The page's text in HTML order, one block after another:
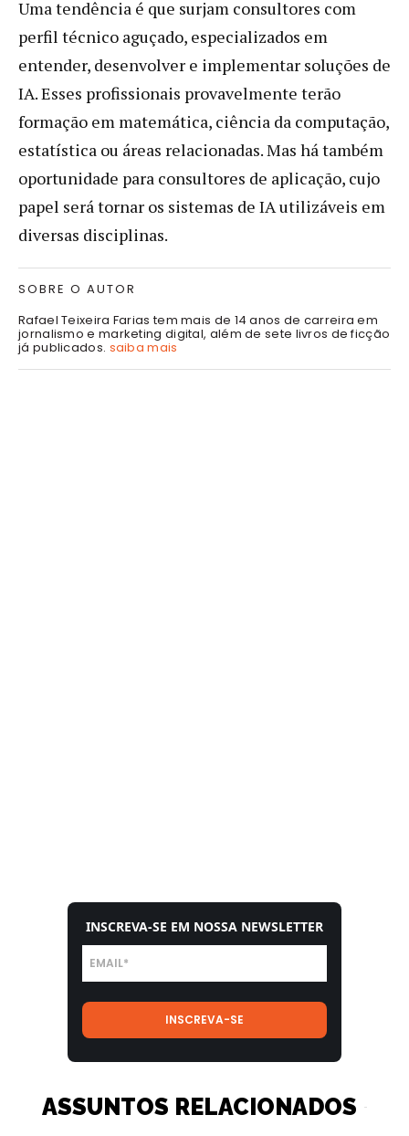
Uma tendência é que surjam consultores com
perfil técnico aguçado, especializados em
entender, desenvolver e implementar soluções de
IA. Esses profissionais provavelmente terão
formação em matemática, ciência da computação,
estatística ou áreas relacionadas. Mas há também
oportunidade para consultores de aplicação, cujo
papel será tornar os sistemas de IA utilizáveis em
diversas disciplinas.
SOBRE O AUTOR
Rafael Teixeira Farias tem mais de 14 anos de carreira em
jornalismo e marketing digital, além de sete livros de ficção
já publicados. saiba mais
INSCREVA-SE EM NOSSA NEWSLETTER
ASSUNTOS RELACIONADOS